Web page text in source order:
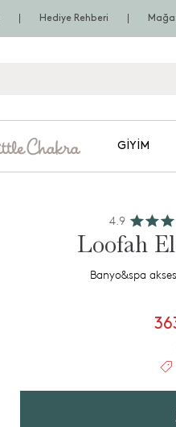
Hediye Rehberi
GIYIM
4.9
Loofah
Banyo&spa